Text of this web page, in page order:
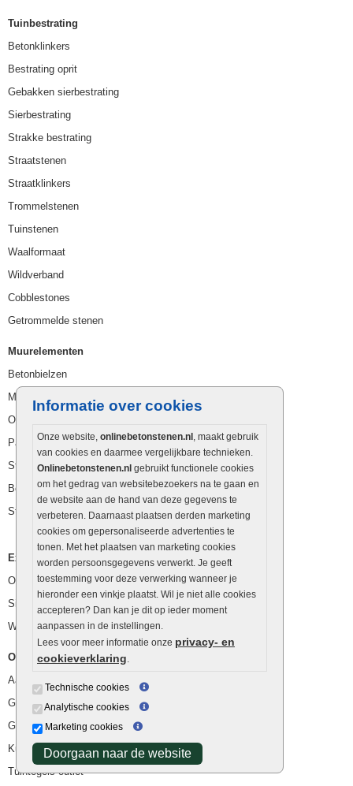
Informatie over cookies
Onze website, onlinebetonstenen.nl , maakt gebruik
van cookies en daarmee vergelijkbare technieken.
Onlinebetonstenen.nl gebruikt functionele cookies
om het gedrag van websitebezoekers na te gaan en
de website aan de hand van deze gegevens te
verbeteren. Daarnaast plaatsen derden marketing
cookies om gepersonaliseerde advertenties te
tonen. Met het plaatsen van marketing cookies
worden persoonsgegevens verwerkt. Je geeft
toestemming voor deze verwerking wanneer je
hieronder een vinkje plaatst. Wil je niet alle cookies
accepteren? Dan kan je dit op ieder moment
aanpassen in de instellingen.
Lees voor meer informatie onze privacy- en
cookieverklaring.
Technische cookies
Analytische cookies
Marketing cookies
Doorgaan naar de website
Tuinbestrating
Betonklinkers
Bestrating oprit
Gebakken sierbestrating
Sierbestrating
Strakke bestrating
Straatstenen
Straatklinkers
Trommelstenen
Tuinstenen
Waalformaat
Wildverband
Cobblestones
Getrommelde stenen
Muurelementen
Betonbielzen
Muurstenen
Opsluitbanden
Palissaden
Stapelblokken
Betonblokken
Stapelstenen
Extra benodigdheden
Ophoogzand
Siergrind en siersplit
Waterafvoer
Overig
Aanbiedingen
Goedkope bestrating
Goedkope tuintegels
Kunstgras
Tuintegels outlet